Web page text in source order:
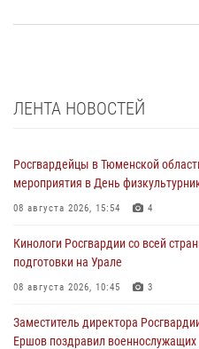
ЛЕНТА НОВОСТЕЙ
Росгвардейцы в Тюменской
мероприятия в День
08 августа 2026, 15:54 4
Кинологи Росгвардии со всей
подготовки на Урале
08 августа 2026, 10:45 3
Заместитель директора
Ершов поздравил военнослужащих